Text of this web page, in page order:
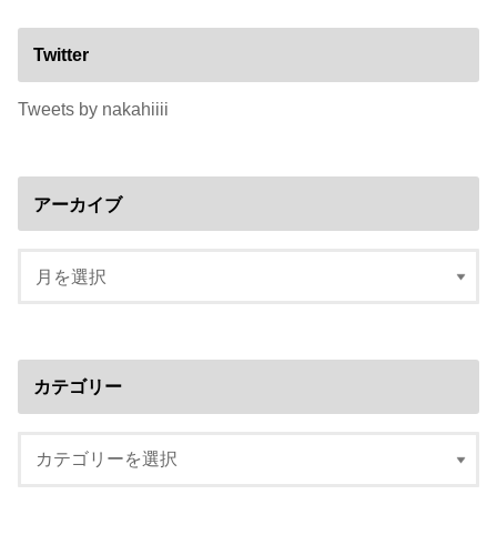
Twitter
Tweets by nakahiiii
アーカイブ
カテゴリー